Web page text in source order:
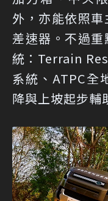
外，亦能依照
差速器。不過
統：Terrain
系統、ATPC全
降與上坡起步輔